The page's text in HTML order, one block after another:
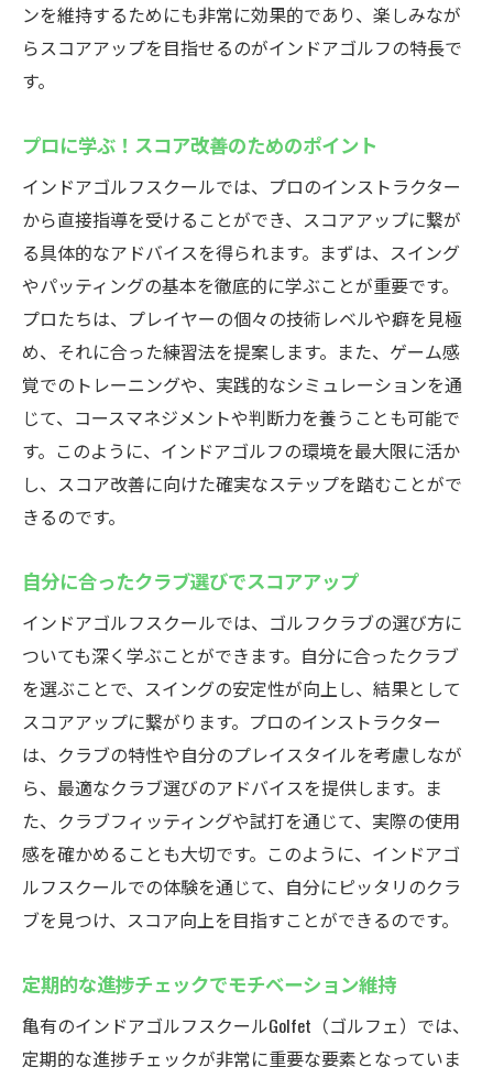
ンを維持するためにも非常に効果的であり、楽しみなが
らスコアアップを目指せるのがインドアゴルフの特長で
す。
プロに学ぶ！スコア改善のためのポイント
インドアゴルフスクールでは、プロのインストラクター
から直接指導を受けることができ、スコアアップに繋が
る具体的なアドバイスを得られます。まずは、スイング
やパッティングの基本を徹底的に学ぶことが重要です。
プロたちは、プレイヤーの個々の技術レベルや癖を見極
め、それに合った練習法を提案します。また、ゲーム感
覚でのトレーニングや、実践的なシミュレーションを通
じて、コースマネジメントや判断力を養うことも可能で
す。このように、インドアゴルフの環境を最大限に活か
し、スコア改善に向けた確実なステップを踏むことがで
きるのです。
自分に合ったクラブ選びでスコアアップ
インドアゴルフスクールでは、ゴルフクラブの選び方に
ついても深く学ぶことができます。自分に合ったクラブ
を選ぶことで、スイングの安定性が向上し、結果として
スコアアップに繋がります。プロのインストラクター
は、クラブの特性や自分のプレイスタイルを考慮しなが
ら、最適なクラブ選びのアドバイスを提供します。ま
た、クラブフィッティングや試打を通じて、実際の使用
感を確かめることも大切です。このように、インドアゴ
ルフスクールでの体験を通じて、自分にピッタリのクラ
ブを見つけ、スコア向上を目指すことができるのです。
定期的な進捗チェックでモチベーション維持
亀有のインドアゴルフスクールGolfet（ゴルフェ）では、
定期的な進捗チェックが非常に重要な要素となっていま